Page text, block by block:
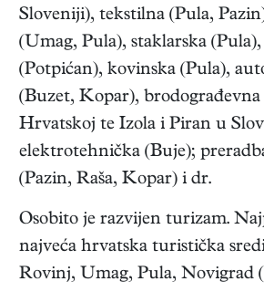
Sloveniji), tekstilna (Pula,
(Umag, Pula), staklarska
(Potpićan), kovinska (Pula),
(Buzet, Kopar), brodograđevna
Hrvatskoj te Izola i Piran u
elektrotehnička (Buje);
(Pazin, Raša, Kopar) i dr.
Osobito je razvijen turizam.
najveća hrvatska turistička
Rovinj, Umag, Pula, Novigrad